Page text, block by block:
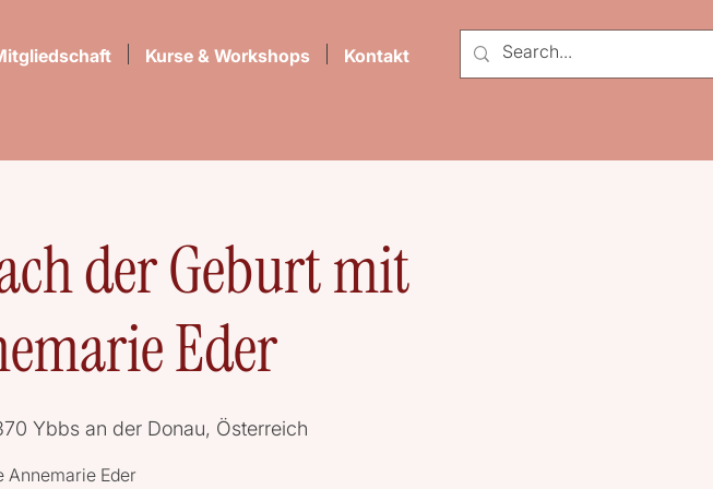
Kurse & Workshops Kontakt
der Geburt mit
Eder
Ybbs an der Donau, Österreich
Annemarie Eder